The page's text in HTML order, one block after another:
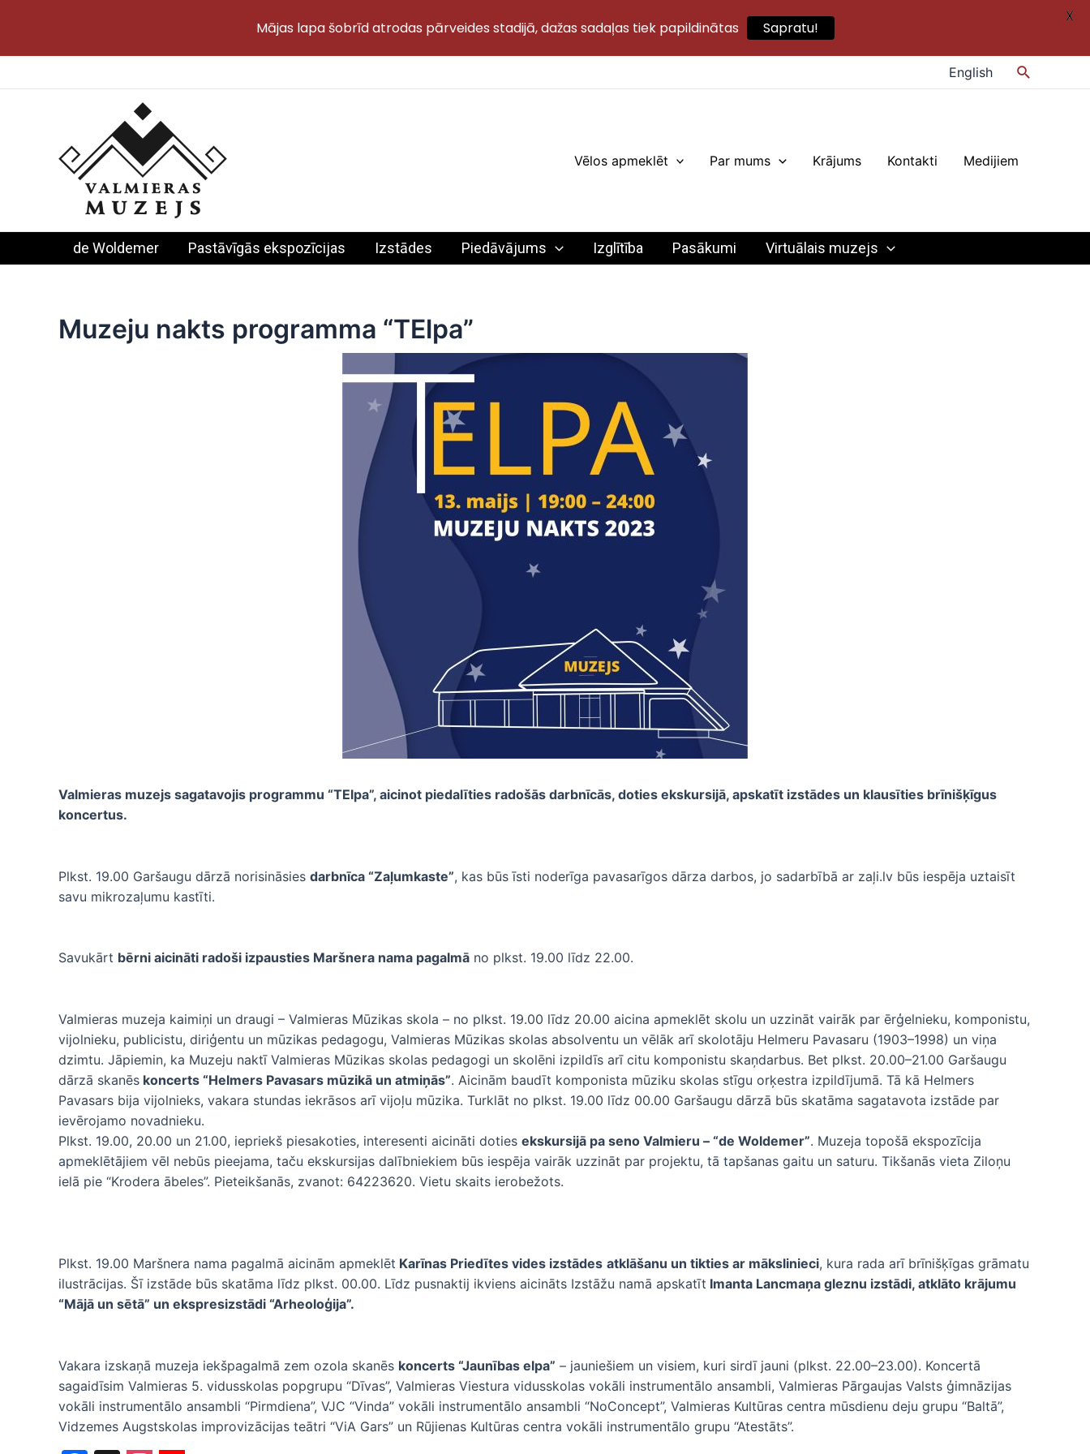
to
English Search
Vēlos apmeklēt Par mums Krājums Kontakti Medijiem
de Woldemer Pastāvīgās ekspozīcijas Izstādes Piedāvājums Izglītība Pasākumi Virtuālais muzejs
Muzeju nakts programma “TElpa”
Valmieras muzejs sagatavojis programmu “TElpa”, aicinot piedalīties radošās darbnīcās, doties ekskursijā, apskatīt izstādes un klausīties brīnišķīgus
koncertus.
Plkst. 19.00 Garšaugu dārzā norisināsies darbnīca “Zaļumkaste”, kas būs īsti noderīga pavasarīgos dārza darbos, jo sadarbībā ar zaļi.lv būs iespēja uztaisīt
savu mikrozaļumu kastīti.
Savukārt bērni aicināti radoši izpausties Maršnera nama pagalmā no plkst. 19.00 līdz 22.00.
Valmieras muzeja kaimiņi un draugi – Valmieras Mūzikas skola – no plkst. 19.00 līdz 20.00 aicina apmeklēt skolu un uzzināt vairāk par ērģelnieku, komponistu,
vijolnieku, publicistu, diriģentu un mūzikas pedagogu, Valmieras Mūzikas skolas absolventu un vēlāk arī skolotāju Helmeru Pavasaru (1903–1998) un viņa
dzimtu. Jāpiemin, ka Muzeju naktī Valmieras Mūzikas skolas pedagogi un skolēni izpildīs arī citu komponistu skaņdarbus. Bet plkst. 20.00–21.00 Garšaugu
dārzā skanēs koncerts “Helmers Pavasars mūzikā un atmiņās”. Aicinām baudīt komponista mūziku skolas stīgu orķestra izpildījumā. Tā kā Helmers
Pavasars bija vijolnieks, vakara stundas iekrāsos arī vijoļu mūzika. Turklāt no plkst. 19.00 līdz 00.00 Garšaugu dārzā būs skatāma sagatavota izstāde par
ievērojamo novadnieku.
Plkst. 19.00, 20.00 un 21.00, iepriekš piesakoties, interesenti aicināti doties ekskursijā pa seno Valmieru – “de Woldemer”. Muzeja topošā ekspozīcija
apmeklētājiem vēl nebūs pieejama, taču ekskursijas dalībniekiem būs iespēja vairāk uzzināt par projektu, tā tapšanas gaitu un saturu. Tikšanās vieta Ziloņu
ielā pie “Krodera ābeles”. Pieteikšanās, zvanot: 64223620. Vietu skaits ierobežots.
Plkst. 19.00 Maršnera nama pagalmā aicinām apmeklēt Karīnas Priedītes vides izstādes atklāšanu un tikties ar mākslinieci, kura rada arī brīnišķīgas grāmatu
ilustrācijas. Šī izstāde būs skatāma līdz plkst. 00.00. Līdz pusnaktij ikviens aicināts Izstāžu namā apskatīt Imanta Lancmaņa gleznu izstādi, atklāto krājumu
“Mājā un sētā” un ekspresizstādi “Arheoloģija”.
Vakara izskaņā muzeja iekšpagalmā zem ozola skanēs koncerts “Jaunības elpa” – jauniešiem un visiem, kuri sirdī jauni (plkst. 22.00–23.00). Koncertā
sagaidīsim Valmieras 5. vidusskolas popgrupu “Dīvas”, Valmieras Viestura vidusskolas vokāli instrumentālo ansambli, Valmieras Pārgaujas Valsts ģimnāzijas
vokāli instrumentālo ansambli “Pirmdiena”, VJC “Vinda” vokāli instrumentālo ansambli “NoConcept”, Valmieras Kultūras centra mūsdienu deju grupu “Baltā”,
Vidzemes Augstskolas improvizācijas teātri “ViA Gars” un Rūjienas Kultūras centra vokāli instrumentālo grupu “Atestāts”.
Mājas lapa šobrīd atrodas pārveides stadijā, dažas sadaļas tiek papildinātas Sapratu!
X